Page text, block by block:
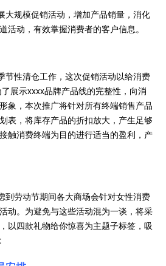
规模促销活动，增加产品销量，消化
活动，有效掌握消费者的客户信息。
性清仓工作，这次促销活动以给消费
展示xxxx品牌产品线的完整性，向消
象，本次推广将针对所有终端销售产品
表，将库存产品的折扣放大，产生足够
触消费终端为目的进行适当的盈利，产
劳动节期间各大商场会针对女性消费
动。为避免与这些活动混为一谈，将采
以四款礼物给你惊喜为主题子标签，吸